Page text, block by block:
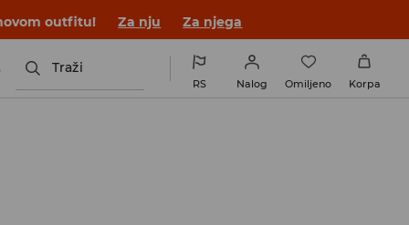
outfitu! Za nju Za njega
Traži
RS Nalog Omiljeno Korpa